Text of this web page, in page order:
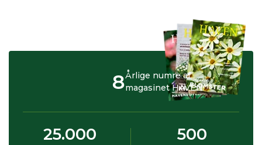
Årlige numre af
magasinet HAVEN
8
25.000 500